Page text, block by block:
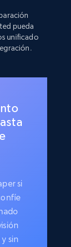
pueda
unificado
si
sin